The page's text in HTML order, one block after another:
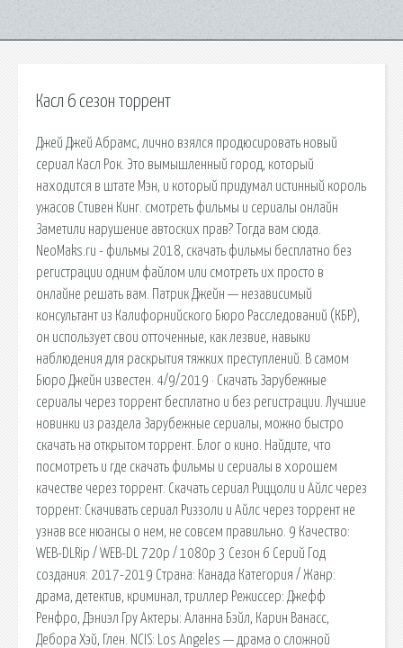
Касл 6 сезон торрент
Джей Джей Абрамс, лично взялся продюсировать новый
сериал Касл Рок. Это вымышленный город, который
находится в штате Мэн, и который придумал истинный король
ужасов Стивен Кинг. смотреть фильмы и сериалы онлайн
Заметили нарушение автоских прав? Тогда вам сюда.
NeoMaks.ru - фильмы 2018, скачать фильмы бесплатно без
регистрации одним файлом или смотреть их просто в
онлайне решать вам. Патрик Джейн — независимый
консультант из Калифорнийского Бюро Расследований (КБР),
он использует свои отточенные, как лезвие, навыки
наблюдения для раскрытия тяжких преступлений. В самом
Бюро Джейн известен. 4/9/2019 · Скачать Зарубежные
сериалы через торрент бесплатно и без регистрации. Лучшие
новинки из раздела Зарубежные сериалы, можно быстро
скачать на открытом торрент. Блог о кино. Найдите, что
посмотреть и где скачать фильмы и сериалы в хорошем
качестве через торрент. Скачать сериал Риццоли и Айлс через
торрент: Скачивать сериал Риззоли и Айлс через торрент не
узнав все нюансы о нем, не совсем правильно. 9 Качество:
WEB-DLRip / WEB-DL 720p / 1080p 3 Сезон 6 Серий Год
создания: 2017-2019 Страна: Канада Категория / Жанр:
драма, детектив, криминал, триллер Режиссер: Джефф
Ренфро, Дэниэл Гру Актеры: Аланна Бэйл, Карин Ванасс,
Дебора Хэй, Глен. NCIS: Los Angeles — драма о сложной